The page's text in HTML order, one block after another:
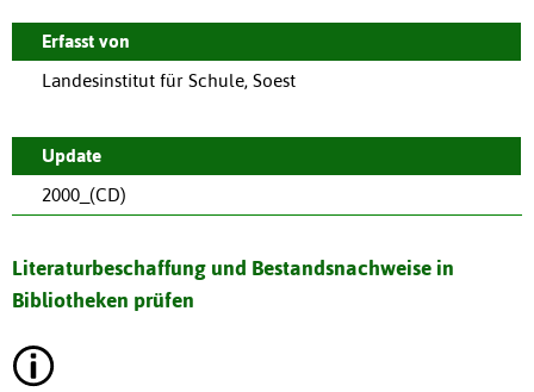
Erfasst von
Landesinstitut für Schule, Soest
Update
2000_(CD)
Literaturbeschaffung und Bestandsnachweise in
Bibliotheken prüfen